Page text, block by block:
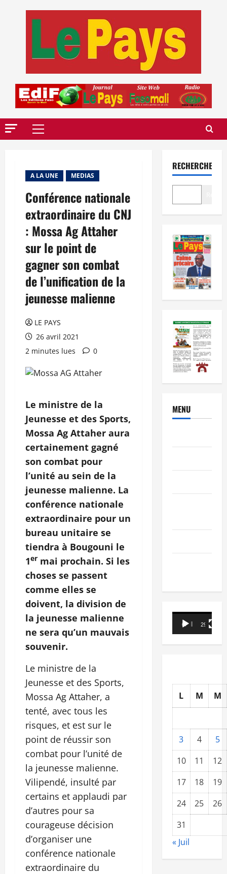
Menu
A LA UNE MEDIAS
Conférence nationale
extraordinaire du CNJ
: Mossa Ag Attaher
sur le point de
gagner son combat
de l’unification de la
jeunesse malienne
LE PAYS
26 avril 2021
2 minutes lues
0
Le ministre de la
Jeunesse et des Sports,
Mossa Ag Attaher aura
certainement gagné
son combat pour
l’unité au sein de la
jeunesse malienne. La
conférence nationale
extraordinaire pour un
bureau unitaire se
tiendra à Bougouni le
1er mai prochain. Si les
choses se passent
comme elles se
doivent, la division de
la jeunesse malienne
ne sera qu’un mauvais
souvenir.
Le ministre de la
Jeunesse et des Sports,
Mossa Ag Attaher, a
tenté, avec tous les
risques, et est sur le
point de réussir son
combat pour l’unité de
la jeunesse malienne.
Vilipendé, insulté par
certains et applaudi par
d’autres pour sa
courageuse décision
d’organiser une
conférence nationale
extraordinaire du
RECHERCHER
MENU
Lecteur
vidéo
00:00 29:21
L M M
3 4
5
10
11
12
17
18
19
24
25
26
31
« Juil